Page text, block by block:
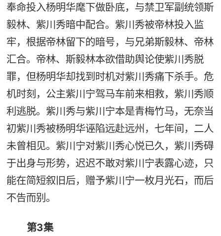
奉命投入杨明华麾下做卧底，与禁卫军副统领斯
毅林、紫川秀暗中配合。紫川秀被帝林投入监
牢，根据帝林留下的暗号，与兄弟斯毅林、帝林
汇合。帝林、斯毅林本欲借助舆论使紫川秀脱
罪，但杨明华却找到时机对紫川秀痛下杀手。危
机时刻，公主紫川宁驾马车前来相救，紫川秀顺
利逃脱。紫川秀与紫川宁本是青梅竹马，无奈当
初紫川秀被杨明华诬陷远赴远州，七年间，二人
未曾相见。紫川宁对紫川秀心悦已久，紫川秀碍
于出身与形势，迟迟不敢对紫川宁表露心迹，只
能在简短叙旧后，赠予紫川宁一枚月光石，而后
不告而别。
第3集